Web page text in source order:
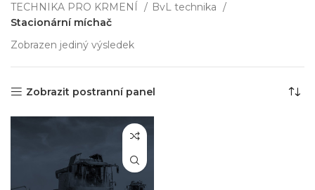
TECHNIKA PRO KRMENÍ
BvL technika
Stacionární míchač
Zobrazen jediný výsledek
Zobrazit postranní panel